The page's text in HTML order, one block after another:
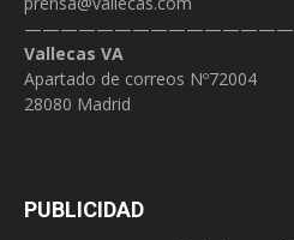
———————————————
Vallecas VA
Apartado de correos Nº72004
28080 Madrid
PUBLICIDAD